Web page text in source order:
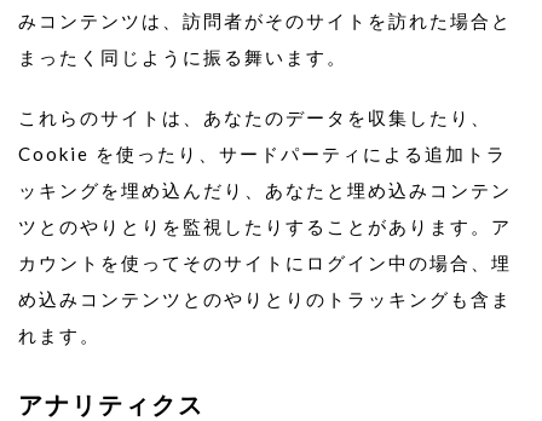
みコンテンツは、訪問者がそのサイトを訪れた場合と
まったく同じように振る舞います。
これらのサイトは、あなたのデータを収集したり、
Cookie を使ったり、サードパーティによる追加トラ
ッキングを埋め込んだり、あなたと埋め込みコンテン
ツとのやりとりを監視したりすることがあります。ア
カウントを使ってそのサイトにログイン中の場合、埋
め込みコンテンツとのやりとりのトラッキングも含ま
れます。
アナリティクス